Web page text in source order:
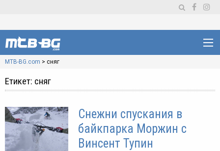
MTB-BG.com > сняг
Етикет: сняг
Снежни спускания в
байкпарка Моржин с
Винсент Тупин